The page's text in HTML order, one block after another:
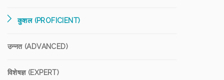
कुशल (PROFICIENT)
उन्नत (ADVANCED)
विशेषज्ञ (EXPERT)